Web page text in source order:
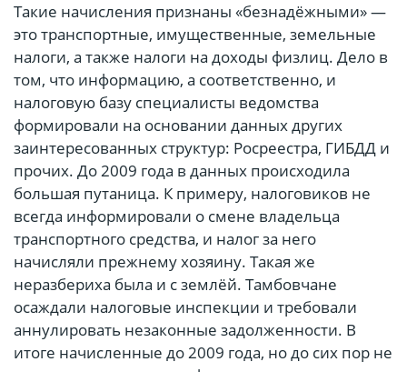
Такие начисления признаны «безнадёжными» —
это транспортные, имущественные, земельные
налоги, а также налоги на доходы физлиц. Дело в
том, что информацию, а соответственно, и
налоговую базу специалисты ведомства
формировали на основании данных других
заинтересованных структур: Росреестра, ГИБДД и
прочих. До 2009 года в данных происходила
большая путаница. К примеру, налоговиков не
всегда информировали о смене владельца
транспортного средства, и налог за него
начисляли прежнему хозяину. Такая же
неразбериха была и с землёй. Тамбовчане
осаждали налоговые инспекции и требовали
аннулировать незаконные задолженности. В
итоге начисленные до 2009 года, но до сих пор не